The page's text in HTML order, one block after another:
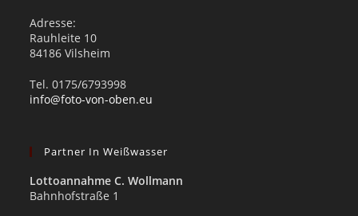
Adresse:
Rauhleite 10
84186 Vilsheim
Tel. 0175/6793998
info@foto-von-oben.eu
Partner In Weißwasser
Lottoannahme C. Wollmann
Bahnhofstraße 1